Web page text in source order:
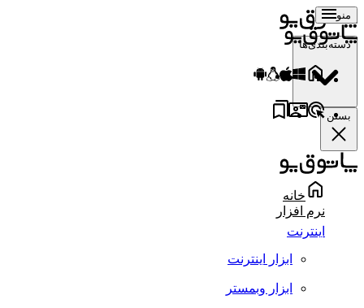
منو
دسته‌بندی‌ها
بستن
خانه
نرم افزار
اینترنت
ابزار اینترنت
ابزار وبمستر